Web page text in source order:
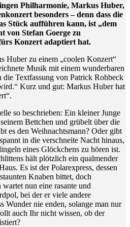
Philharmonie, Markus Huber,
besonders – denn dass die
Stück aufführen kann, ist „dem
von Stefan Goerge zu
Konzert adaptiert hat.
Huber zu einem „coolen Konzert“
Musik mit einem wunderbaren
Textfassung von Patrick Rohbeck
Kurz und gut: Markus Huber hat
so beschrieben: Ein kleiner Junge
Bettchen und grübelt über die
es den Weihnachtsmann? Oder gibt
in die verschneite Nacht hinaus,
eines Glöckchens zu hören ist.
hält plötzlich ein qualmender
Es ist der Polarexpress, dessen
Knaben bittet, doch
nun eine rasante und
bei der er viele andere
Wunder nie enden, solange man nur
auch Ihr nicht wissen, ob der